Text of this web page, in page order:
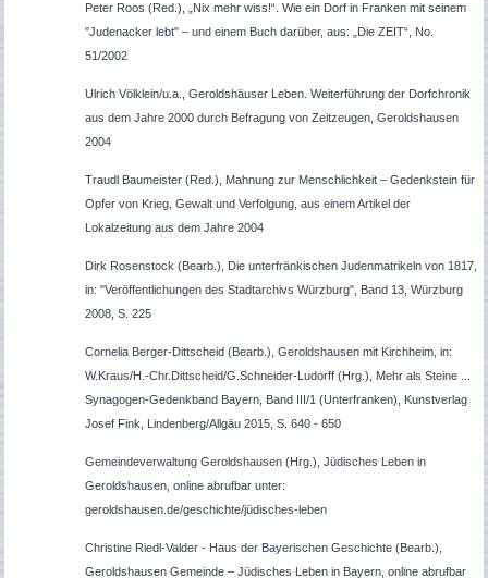
Peter Roos (Red.), „Nix mehr wiss!“. Wie ein Dorf in Franken mit seinem
"Judenacker lebt" – und einem Buch darüber, aus: „Die ZEIT“, No.
51/2002
Ulrich Völklein/u.a., Geroldshäuser Leben. Weiterführung der Dorfchronik
aus dem Jahre 2000 durch Befragung von Zeitzeugen, Geroldshausen
2004
Traudl Baumeister (Red.), Mahnung zur Menschlichkeit – Gedenkstein für
Opfer von Krieg, Gewalt und Verfolgung, aus einem Artikel der
Lokalzeitung aus dem Jahre 2004
Dirk Rosenstock (Bearb.), Die unterfränkischen Judenmatrikeln von 1817,
in: "Veröffentlichungen des Stadtarchivs Würzburg", Band 13, Würzburg
2008, S. 225
Cornelia Berger-Dittscheid (Bearb.), Geroldshausen mit Kirchheim, in:
W.Kraus/H.-Chr.Dittscheid/G.Schneider-Ludorff (Hrg.), Mehr als Steine ...
Synagogen-Gedenkband Bayern, Band III/1 (Unterfranken), Kunstverlag
Josef Fink, Lindenberg/Allgäu 2015, S. 640 - 650
Gemeindeverwaltung Geroldshausen (Hrg.), Jüdisches Leben in
Geroldshausen, online abrufbar unter:
geroldshausen.de/geschichte/jüdisches-leben
Christine Riedl-Valder- Haus der Bayerischen Geschichte (Bearb.),
Geroldshausen Gemeinde – Jüdisches Leben in Bayern, online abrufbar